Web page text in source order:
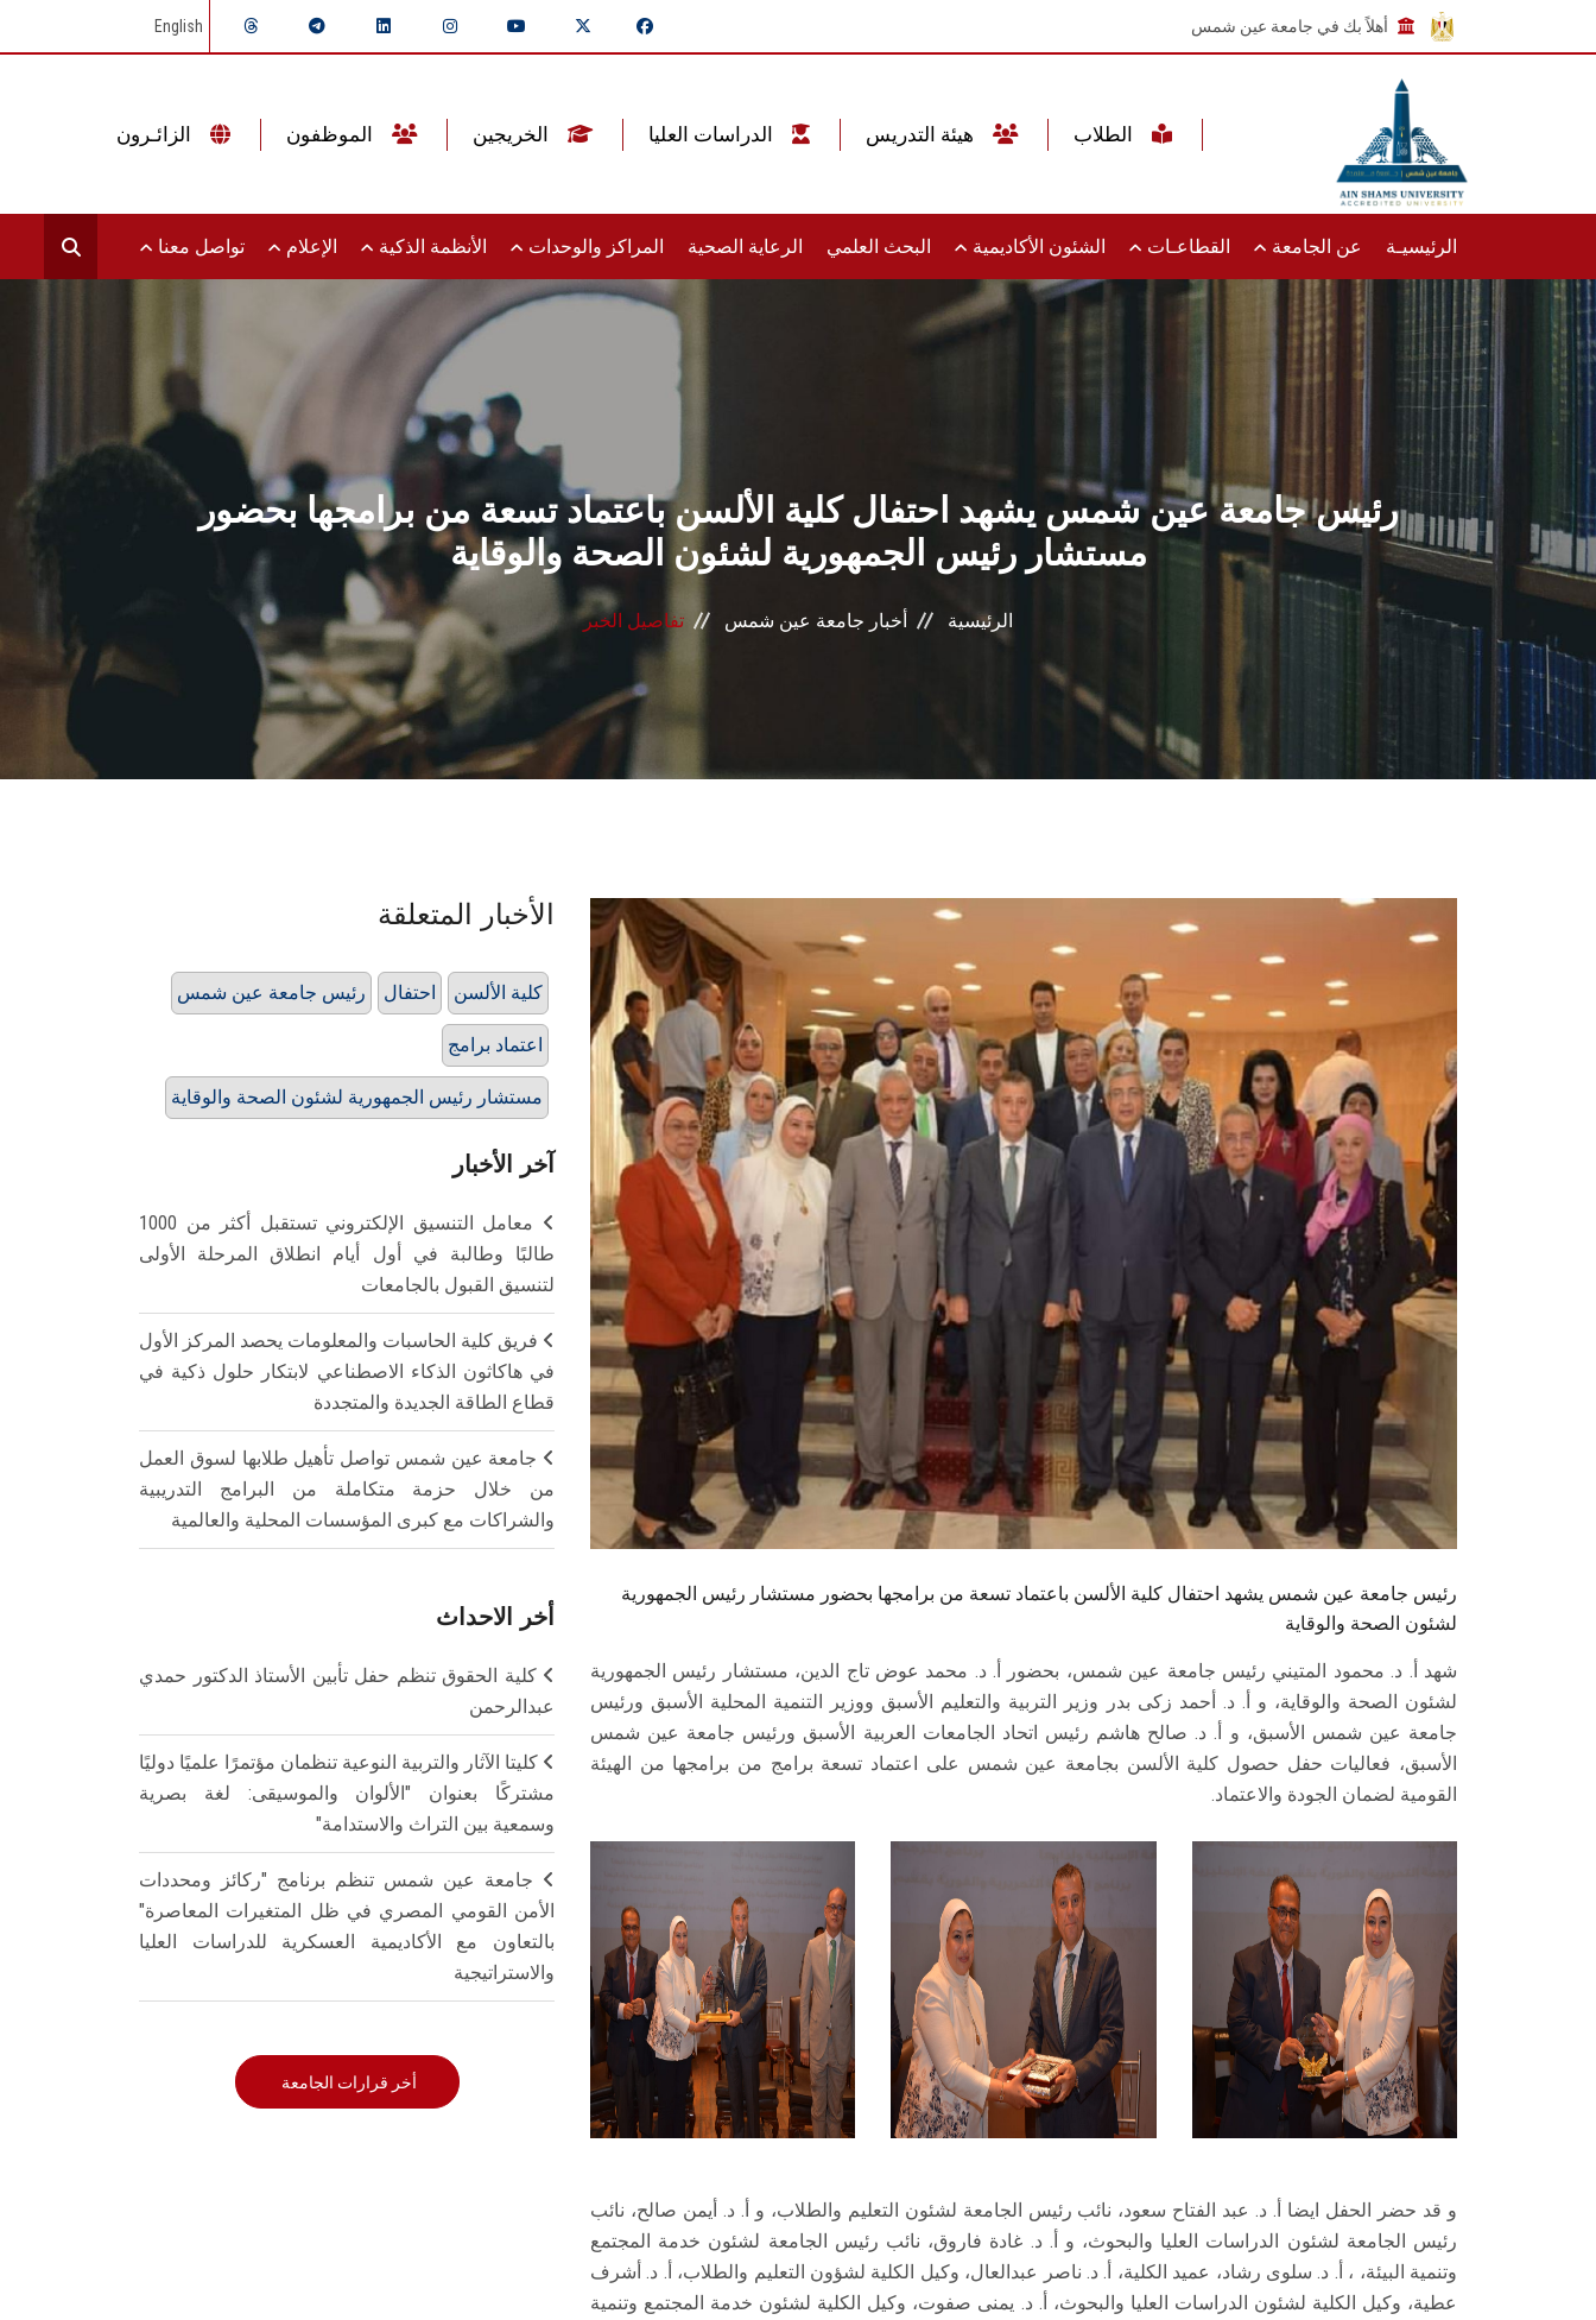
أهلاً بك في جامعة عين شمس English
الرئيسيـة عن الجامعة القطاعـات الشئون الأكاديمية البحث العلمي الرعاية الصحية المراكز والوحدات الأنظمة الذكية الإعلام تواصل معنا
رئيس جامعة عين شمس يشهد احتفال كلية الألسن باعتماد تسعة من برامجها بحضور
مستشار رئيس الجمهورية لشئون الصحة والوقاية
الرئيسية أخبار جامعة عين شمس تفاصيل الخبر
رئيس جامعة عين شمس يشهد احتفال كلية الألسن باعتماد تسعة من برامجها بحضور مستشار رئيس الجمهورية
لشئون الصحة والوقاية
شهد أ. د. محمود المتيني رئيس جامعة عين شمس، بحضور أ. د. محمد عوض تاج الدين، مستشار رئيس الجمهورية
لشئون الصحة والوقاية، و أ. د. أحمد زكى بدر وزير التربية والتعليم الأسبق ووزير التنمية المحلية الأسبق ورئيس
جامعة عين شمس الأسبق، و أ. د. صالح هاشم رئيس اتحاد الجامعات العربية الأسبق ورئيس جامعة عين شمس
الأسبق، فعاليات حفل حصول كلية الألسن بجامعة عين شمس على اعتماد تسعة برامج من برامجها من الهيئة
القومية لضمان الجودة والاعتماد.
و قد حضر الحفل ايضا أ. د. عبد الفتاح سعود، نائب رئيس الجامعة لشئون التعليم والطلاب، و أ. د. أيمن صالح، نائب
رئيس الجامعة لشئون الدراسات العليا والبحوث، و أ. د. غادة فاروق، نائب رئيس الجامعة لشئون خدمة المجتمع
وتنمية البيئة، ، أ. د. سلوى رشاد، عميد الكلية، أ. د. ناصر عبدالعال، وكيل الكلية لشؤون التعليم والطلاب، أ. د. أشرف
عطية، وكيل الكلية لشئون الدراسات العليا والبحوث، أ. د. يمنى صفوت، وكيل الكلية لشئون خدمة المجتمع وتنمية
الأخبار المتعلقة
رئيس جامعة عين شمس احتفال كلية الألسن
اعتماد برامج
مستشار رئيس الجمهورية لشئون الصحة والوقاية
آخر الأخبار
معامل التنسيق الإلكتروني تستقبل أكثر من 1000
طالبًا وطالبة في أول أيام انطلاق المرحلة الأولى
لتنسيق القبول بالجامعات
فريق كلية الحاسبات والمعلومات يحصد المركز الأول
في هاكاثون الذكاء الاصطناعي لابتكار حلول ذكية في
قطاع الطاقة الجديدة والمتجددة
جامعة عين شمس تواصل تأهيل طلابها لسوق العمل
من خلال حزمة متكاملة من البرامج التدريبية
والشراكات مع كبرى المؤسسات المحلية والعالمية
أخر الاحداث
كلية الحقوق تنظم حفل تأبين الأستاذ الدكتور حمدي
عبدالرحمن
كليتا الآثار والتربية النوعية تنظمان مؤتمرًا علميًا دوليًا
مشتركًا بعنوان "الألوان والموسيقى: لغة بصرية
وسمعية بين التراث والاستدامة"
جامعة عين شمس تنظم برنامج "ركائز ومحددات
الأمن القومي المصري في ظل المتغيرات المعاصرة"
بالتعاون مع الأكاديمية العسكرية للدراسات العليا
والاستراتيجية
أخر قرارات الجامعة